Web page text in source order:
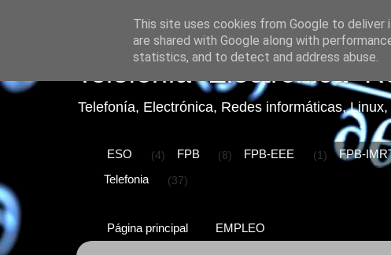
Telefonía, Electrónica, Redes informáticas,
ESO (4) FPB (8) FPB-EEE (1) FPB-
Telefonia (37)
Página principal EMPLEO
This site uses cookies from Google to deliver
are shared with Google along with
statistics, and to detect and address abuse.